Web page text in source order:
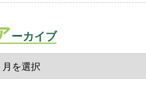
ーカイブ